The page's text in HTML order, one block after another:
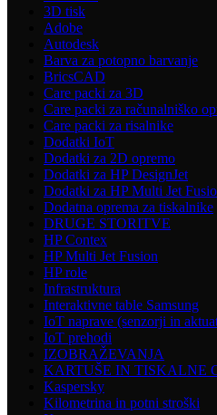
3D tisk
Adobe
Autodesk
Barva za potopno barvanje
BricsCAD
Care packi za 3D
Care packi za računalniško
Care packi za risalnike
Dodatki IoT
Dodatki za 2D opremo
Dodatki za HP DesignJet
Dodatki za HP Multi Jet
Dodatna oprema za tiskalnike
DRUGE STORITVE
HP Contex
HP Multi Jet Fusion
HP role
Infrastruktura
Interaktivne table Samsung
IoT naprave (senzorji in
IoT prehodi
IZOBRAŽEVANJA
KARTUŠE IN TISKALNE
Kaspersky
Kilometrina in potni stroški